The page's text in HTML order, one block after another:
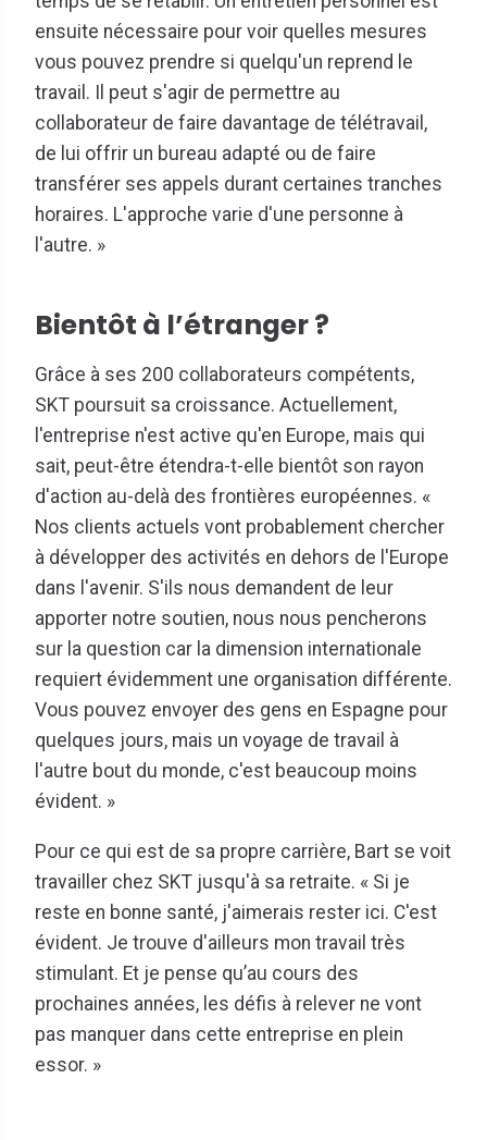
ensuite nécessaire pour voir quelles mesures
vous pouvez prendre si quelqu'un reprend le
travail. Il peut s'agir de permettre au
collaborateur de faire davantage de télétravail,
de lui offrir un bureau adapté ou de faire
transférer ses appels durant certaines tranches
horaires. L'approche varie d'une personne à
l'autre. »
Bientôt à l’étranger ?
Grâce à ses 200 collaborateurs compétents,
SKT poursuit sa croissance. Actuellement,
l'entreprise n'est active qu'en Europe, mais qui
sait, peut-être étendra-t-elle bientôt son rayon
d'action au-delà des frontières européennes. «
Nos clients actuels vont probablement chercher
à développer des activités en dehors de l'Europe
dans l'avenir. S'ils nous demandent de leur
apporter notre soutien, nous nous pencherons
sur la question car la dimension internationale
requiert évidemment une organisation différente.
Vous pouvez envoyer des gens en Espagne pour
quelques jours, mais un voyage de travail à
l'autre bout du monde, c'est beaucoup moins
évident. »
Pour ce qui est de sa propre carrière, Bart se voit
travailler chez SKT jusqu'à sa retraite. « Si je
reste en bonne santé, j'aimerais rester ici. C'est
évident. Je trouve d'ailleurs mon travail très
stimulant. Et je pense qu’au cours des
prochaines années, les défis à relever ne vont
pas manquer dans cette entreprise en plein
essor. »